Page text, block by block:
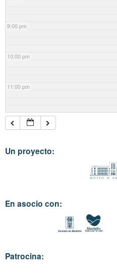
9:00 pm
10:00 pm
11:00 pm
Un proyecto:
En asocio con:
Patrocina: